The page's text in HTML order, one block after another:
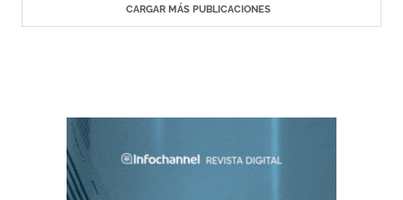
CARGAR MÁS PUBLICACIONES